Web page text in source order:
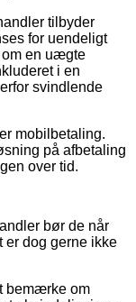
tilbyder
for uendeligt
om en uægte
i en
svindlende
mobilbetaling.
på afbetaling
over tid.
bør de når
er dog gerne ikke
bemærke om